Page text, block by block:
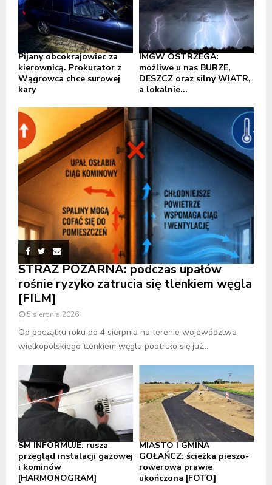
Pijany obcokrajowiec za
kierownicą. Prokurator z
Wągrowca chce surowej
kary
IMGW OSTRZEGA:
możliwe u nas BURZE,
DESZCZ oraz silny WIATR,
a lokalnie...
STRAŻ POŻARNA: podczas upałów
rośnie ryzyko zatrucia się tlenkiem węgla
[FILM]
5 sierpnia 2026
Od początku roku do 4 sierpnia na terenie województwa
wielkopolskiego tlenkiem węgla podtruło się już...
SM INFORMUJE: rusza
przegląd instalacji gazowej
i kominów
[HARMONOGRAM]
MIASTO I GMINA
GOŁAŃCZ: ścieżka pieszo-
rowerowa prawie
ukończona [FOTO]